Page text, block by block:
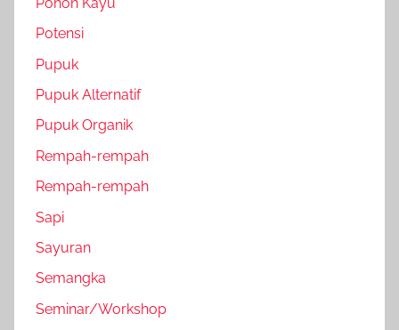
Potensi
Pupuk
Pupuk Alternatif
Pupuk Organik
Rempah-rempah
Rempah-rempah
Sapi
Sayuran
Semangka
Seminar/Workshop